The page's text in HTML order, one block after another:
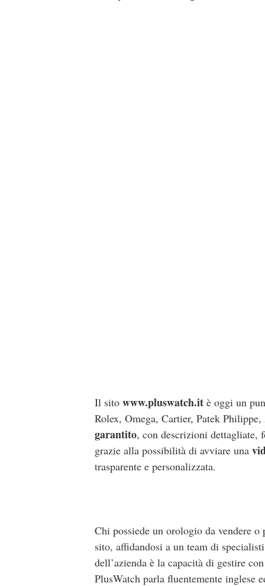
Il sito www.pluswatch.it è oggi un
Rolex, Omega, Cartier, Patek
garantito, con descrizioni dettagliate,
grazie alla possibilità di avviare una
trasparente e personalizzata.
Chi possiede un orologio da vendere
sito, affidandosi a un team di
dell’azienda è la capacità di gestire
PlusWatch parla fluentemente inglese